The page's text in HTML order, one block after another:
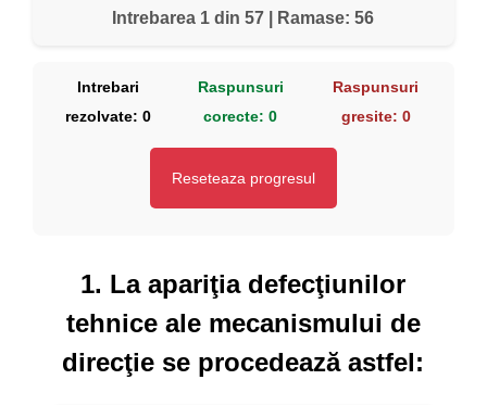
Intrebarea 1 din 57 | Ramase: 56
Intrebari
rezolvate: 0
Raspunsuri
corecte:0
Raspunsuri
gresite: 0
Reseteaza progresul
1. La apariţia defecţiunilor
tehnice ale mecanismului de
direcţie se procedează astfel: